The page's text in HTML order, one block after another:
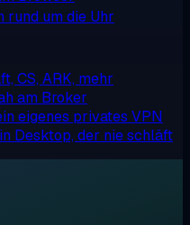
rund um die Uhr
CS, ARK, mehr
am Broker
eigenes privates VPN
Desktop, der nie schläft